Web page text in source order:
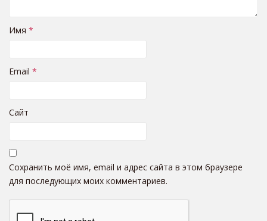
Имя *
Email *
Сайт
Сохранить моё имя, email и адрес сайта в этом браузере
для последующих моих комментариев.